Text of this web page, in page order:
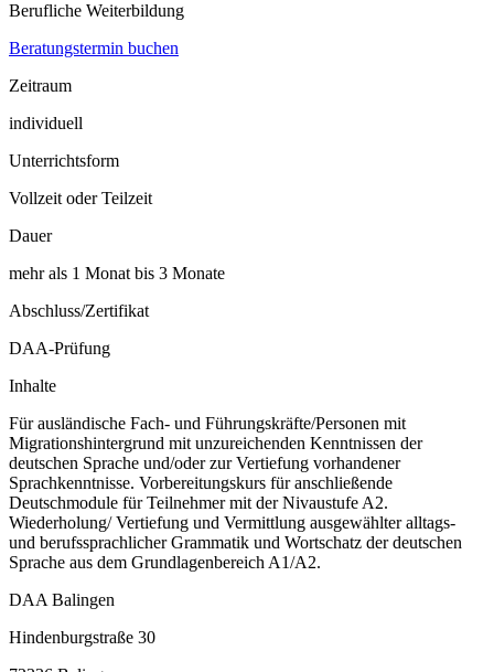
Berufliche Weiterbildung
Beratungstermin buchen
Zeitraum
individuell
Unterrichtsform
Vollzeit oder Teilzeit
Dauer
mehr als 1 Monat bis 3 Monate
Abschluss/Zertifikat
DAA-Prüfung
Inhalte
Für ausländische Fach- und Führungskräfte/Personen mit
Migrationshintergrund mit unzureichenden Kenntnissen der
deutschen Sprache und/oder zur Vertiefung vorhandener
Sprachkenntnisse. Vorbereitungskurs für anschließende
Deutschmodule für Teilnehmer mit der Nivaustufe A2.
Wiederholung/ Vertiefung und Vermittlung ausgewählter alltags-
und berufssprachlicher Grammatik und Wortschatz der deutschen
Sprache aus dem Grundlagenbereich A1/A2.
DAA Balingen
Hindenburgstraße 30